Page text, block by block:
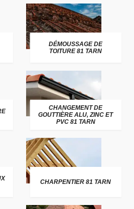
DÉMOUSSAGE DE
TOITURE 81 TARN
CHANGEMENT DE
GOUTTIÈRE ALU, ZINC ET
PVC 81 TARN
CHARPENTIER 81 TARN